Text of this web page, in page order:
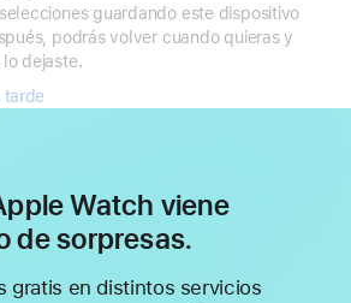
guardando este dispositivo
podrás volver cuando quieras y
dejaste.
tarde
Watch viene
de sorpresas.
gratis en distintos servicios